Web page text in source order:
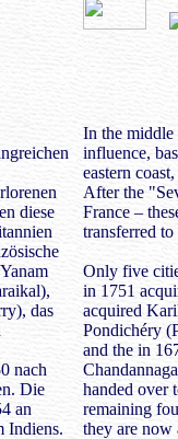
diese
das
nach
Die
an
Indiens.
In the middle
influence,
eastern
After the
France –
transferred
Only five
in 1751
acquired
Pondichéry
and the in
handed over
remaining
they are